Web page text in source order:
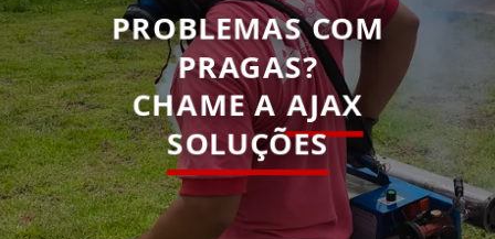
PROBLEMAS COM
PRAGAS?
CHAME AAJAX
SOLUÇÕES